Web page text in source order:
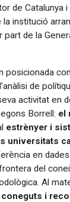
de Catalunya
institució
part de la
posicionada
de
activitat en
Borrell: el
estrènyer i
universitats
en
del
Al
i